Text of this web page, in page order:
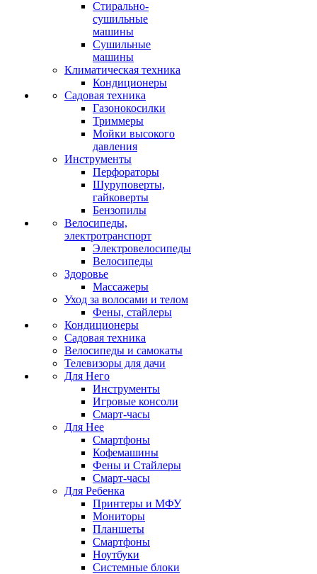
Стирально-
сушильные
машины
Сушильные
машины
Климатическая техника
Кондиционеры
Садовая техника
Газонокосилки
Триммеры
Мойки высокого
давления
Инструменты
Перфораторы
Шуруповерты,
гайковерты
Бензопилы
Велосипеды,
электротранспорт
Электровелосипеды
Велосипеды
Здоровье
Массажеры
Уход за волосами и телом
Фены, стайлеры
Кондиционеры
Садовая техника
Велосипеды и самокаты
Телевизоры для дачи
Для Него
Инструменты
Игровые консоли
Смарт-часы
Для Нее
Смартфоны
Кофемашины
Фены и Стайлеры
Смарт-часы
Для Ребенка
Принтеры и МФУ
Мониторы
Планшеты
Смартфоны
Ноутбуки
Системные блоки